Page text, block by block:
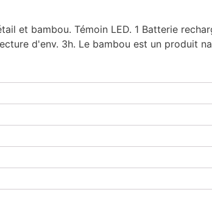
et bambou. Témoin LED. 1 Batterie
d'env. 3h. Le bambou est un produit